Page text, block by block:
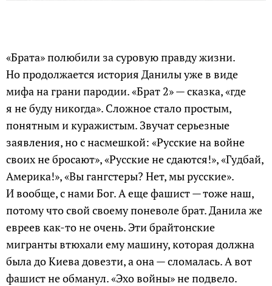
«Брата» полюбили за суровую правду жизни.
Но продолжается история Данилы уже в виде
мифа на грани пародии. «Брат 2» — сказка, «где
я не буду никогда». Сложное стало простым,
понятным и куражистым. Звучат серьезные
заявления, но с насмешкой: «Русские на войне
своих не бросают», «Русские не сдаются!», «Гудбай,
Америка!», «Вы гангстеры? Нет, мы русские».
И вообще, с нами Бог. А еще фашист — тоже наш,
потому что свой своему поневоле брат. Данила же
евреев как-то не очень. Эти брайтонские
мигранты втюхали ему машину, которая должна
была до Киева довезти, а она — сломалась. А вот
фашист не обманул. «Эхо войны» не подвело.